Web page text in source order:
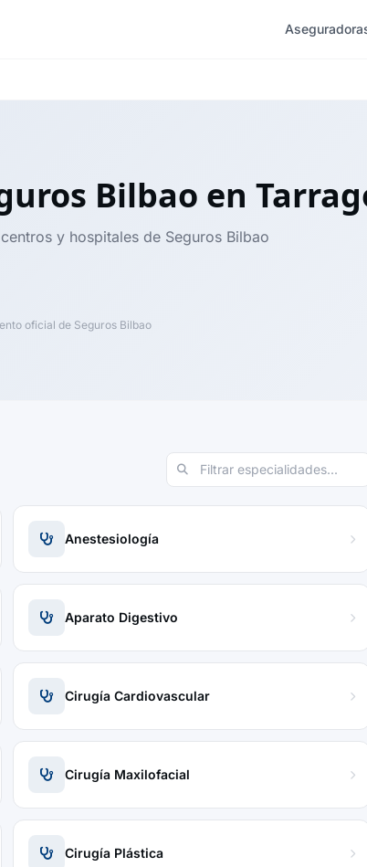
Bilbao en
y hospitales de Seguros Bilbao
oficial de Seguros Bilbao
Anestesiología
Aparato Digestivo
Cirugía Cardiovascular
Cirugía Maxilofacial
Cirugía Plástica